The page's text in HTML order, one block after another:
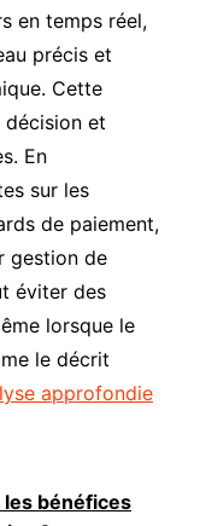
en temps réel,
précis et
Cette
et
En
sur les
de paiement,
gestion de
éviter des
lorsque le
le décrit
approfondie
bénéfices